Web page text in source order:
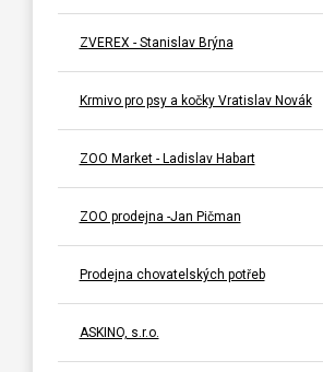
ZVEREX - Stanislav Brýna
Krmivo pro psy a kočky Vratislav Novák
ZOO Market - Ladislav Habart
ZOO prodejna -Jan Pičman
Prodejna chovatelských potřeb
ASKINO, s.r.o.